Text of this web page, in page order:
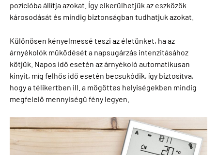
pozícióba állítja azokat. Így elkerülhetjük az eszközök
károsodását és mindig biztonságban tudhatjuk azokat.
Különösen kényelmessé teszi az életünket, ha az
árnyékolók működését a napsugárzás intenzitásához
kötjük. Napos idő esetén az árnyékoló automatikusan
kinyit, míg felhős idő esetén becsukódik, így biztosítva,
hogy a télikertben ill. a mögöttes helyiségekben mindig
megfelelő mennyiségű fény legyen.